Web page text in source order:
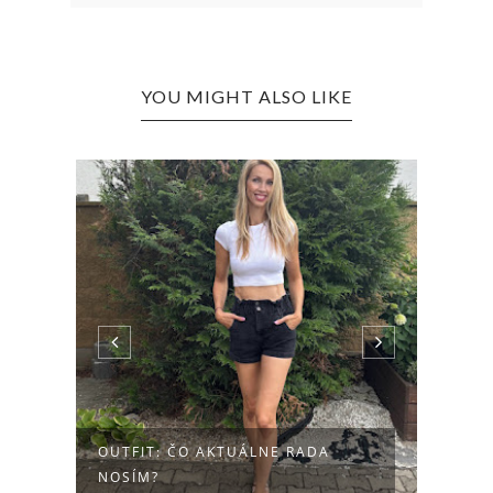
YOU MIGHT ALSO LIKE
10 OBĽÚBENÝCH LETNÝCH
OUTFITOV